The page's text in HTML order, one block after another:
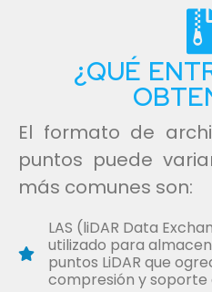
¿QUÉ
El formato de
puntos puede
más comunes son:
LAS (liDAR Data
utilizado para
puntos LiDAR que
compresión y